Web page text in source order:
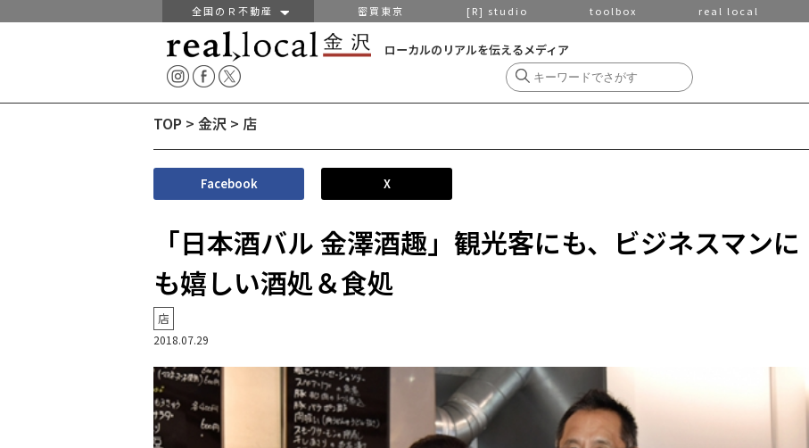
全国のＲ不動産 密買東京 [R] studio toolbox real local
ローカルのリアルを伝えるメディア
TOP > 金沢 > 店
Facebook X
「日本酒バル 金澤酒趣」観光客にも、ビジネスマンに
も嬉しい酒処＆食処
店
2018.07.29